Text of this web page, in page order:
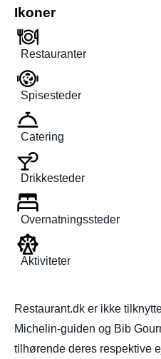
Ikoner
Restauranter
Spisesteder
Catering
Drikkesteder
Overnatningssteder
Aktiviteter
Restaurant.dk er ikke
Michelin-guiden og Bib
tilhørende deres respektive